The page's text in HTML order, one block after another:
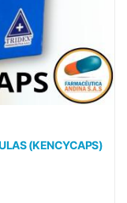
(KENCYCAPS)